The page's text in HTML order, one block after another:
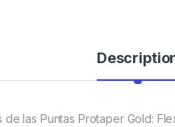
de las Puntas Protaper Gold: